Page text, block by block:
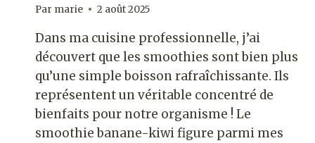
Par marie 2 août 2025
Dans ma cuisine professionnelle, j’ai
découvert que les smoothies sont bien plus
qu’une simple boisson rafraîchissante. Ils
représentent un véritable concentré de
bienfaits pour notre organisme ! Le
smoothie banane-kiwi figure parmi mes